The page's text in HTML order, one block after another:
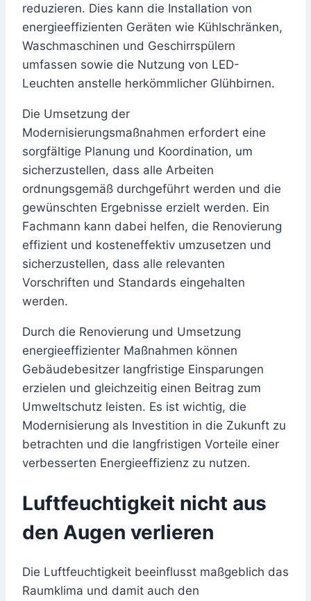
reduzieren. Dies kann die Installation von
energieeffizienten Geräten wie Kühlschränken,
Waschmaschinen und Geschirrspülern
umfassen sowie die Nutzung von LED-
Leuchten anstelle herkömmlicher Glühbirnen.
Die Umsetzung der
Modernisierungsmaßnahmen erfordert eine
sorgfältige Planung und Koordination, um
sicherzustellen, dass alle Arbeiten
ordnungsgemäß durchgeführt werden und die
gewünschten Ergebnisse erzielt werden. Ein
Fachmann kann dabei helfen, die Renovierung
effizient und kosteneffektiv umzusetzen und
sicherzustellen, dass alle relevanten
Vorschriften und Standards eingehalten
werden.
Durch die Renovierung und Umsetzung
energieeffizienter Maßnahmen können
Gebäudebesitzer langfristige Einsparungen
erzielen und gleichzeitig einen Beitrag zum
Umweltschutz leisten. Es ist wichtig, die
Modernisierung als Investition in die Zukunft zu
betrachten und die langfristigen Vorteile einer
verbesserten Energieeffizienz zu nutzen.
Luftfeuchtigkeit nicht aus
den Augen verlieren
Die Luftfeuchtigkeit beeinflusst maßgeblich das
Raumklima und damit auch den